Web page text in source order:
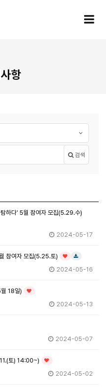
항
검색
하다' 5월 참여자 모집(5.29.수)
2024-05-17
참여자 모집(5.25.토) 인기글다운로드
2024-05-16
18일) 인기글
2024-05-13
2024-05-07
토) 14:00~) 인기글
2024-05-02